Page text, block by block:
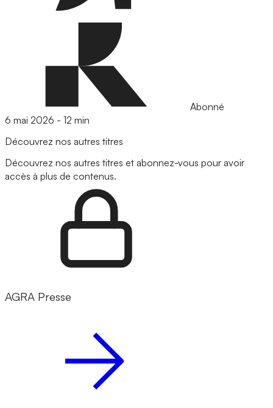
Abonné
6 mai 2026 - 12 min
Découvrez nos autres titres
Découvrez nos autres titres et abonnez-vous pour avoir
accès à plus de contenus.
AGRA Presse